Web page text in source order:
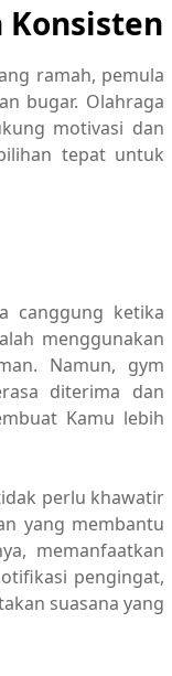
Konsisten
ramah, pemula
bugar. Olahraga
motivasi dan
tepat untuk
canggung ketika
menggunakan
Namun, gym
diterima dan
Kamu lebih
perlu khawatir
yang membantu
memanfaatkan
pengingat,
suasana yang